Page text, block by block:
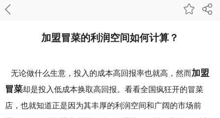
加盟冒菜的利润空间如何计算？
无论做什么生意，投入的成本高回报率也就高，然而加盟
冒菜却是投入低成本换取高回报。看看全国疯狂开的冒菜
店，也就知道正是因为其丰厚的利润空间和广阔的市场前